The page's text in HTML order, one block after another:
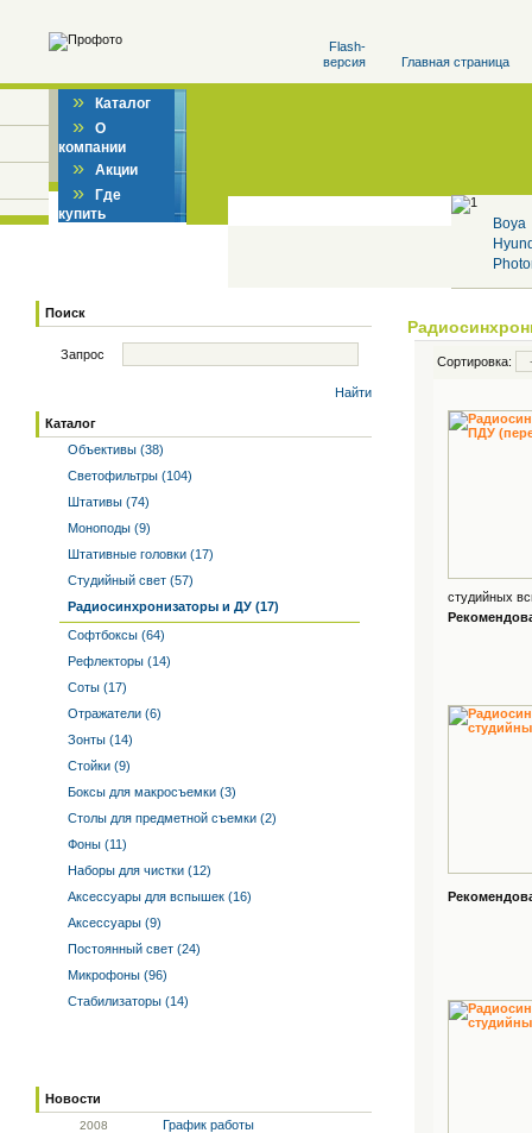
Flash-
версия
Главная страница
» Каталог
» О
компании
» Акции
» Где
купить
Boya
Поиск
Запрос
Найти
Каталог
Объективы (38)
Светофильтры (104)
Штативы (74)
Моноподы (9)
Штативные головки (17)
Студийный свет (57)
Радиосинхронизаторы и ДУ (17)
Софтбоксы (64)
Рефлекторы (14)
Соты (17)
Отражатели (6)
Зонты (14)
Стойки (9)
Боксы для макросъемки (3)
Столы для предметной съемки (2)
Фоны (11)
Наборы для чистки (12)
Аксессуары для вспышек (16)
Аксессуары (9)
Постоянный свет (24)
Микрофоны (96)
Стабилизаторы (14)
Новости
2008 График работы
Сортировка:
студийных